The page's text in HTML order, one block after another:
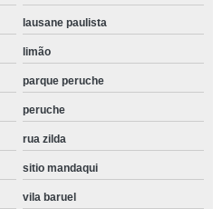
lausane paulista
limão
parque peruche
peruche
rua zilda
sitio mandaqui
vila baruel